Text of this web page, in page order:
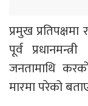
प्रमुख
पूर्व
जनतामाथि
मारमा परेको